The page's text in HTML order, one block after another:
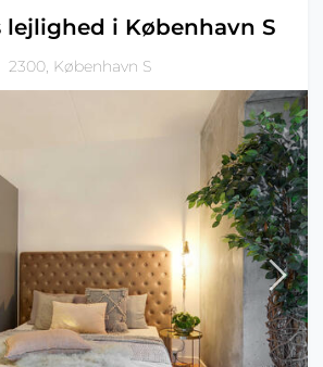
lejlighed i København S
2300, København S